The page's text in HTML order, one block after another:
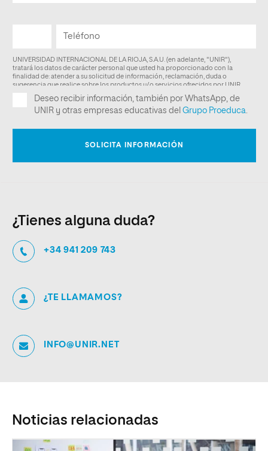
¿Tienes alguna duda?
+34 941 209 743
¿TE LLAMAMOS?
INFO@UNIR.NET
Noticias relacionadas